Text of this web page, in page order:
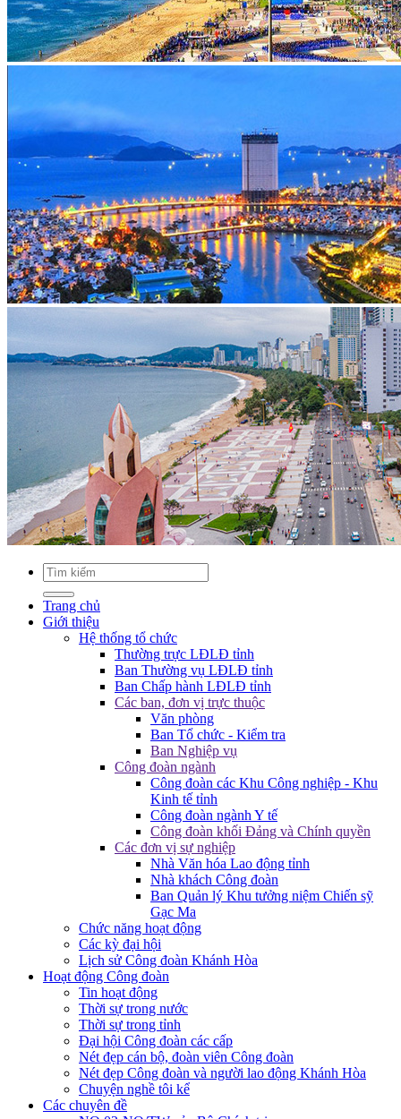
Trang chủ
Giới thiệu
Hệ thống tổ chức
Thường trực LĐLĐ tỉnh
Ban Thường vụ LĐLĐ tỉnh
Ban Chấp hành LĐLĐ tỉnh
Các ban, đơn vị trực thuộc
Văn phòng
Ban Tổ chức - Kiểm tra
Ban Nghiệp vụ
Công đoàn ngành
Công đoàn các Khu Công nghiệp - Khu
Kinh tế tỉnh
Công đoàn ngành Y tế
Công đoàn khối Đảng và Chính quyền
Các đơn vị sự nghiệp
Nhà Văn hóa Lao động tỉnh
Nhà khách Công đoàn
Ban Quản lý Khu tưởng niệm Chiến sỹ
Gạc Ma
Chức năng hoạt động
Các kỳ đại hội
Lịch sử Công đoàn Khánh Hòa
Hoạt động Công đoàn
Tin hoạt động
Thời sự trong nước
Thời sự trong tỉnh
Đại hội Công đoàn các cấp
Nét đẹp cán bộ, đoàn viên Công đoàn
Nét đẹp Công đoàn và người lao động Khánh Hòa
Chuyện nghề tôi kể
Các chuyên đề